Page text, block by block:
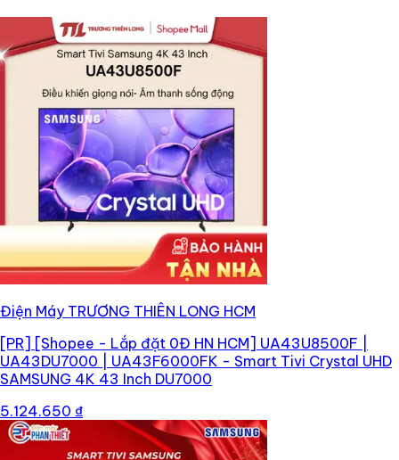
Điện Máy TRƯƠNG THIÊN LONG HCM
[PR] [Shopee - Lắp đặt 0Đ HN HCM] UA43U8500F |
UA43DU7000 | UA43F6000FK - Smart Tivi Crystal UHD
SAMSUNG 4K 43 Inch DU7000
5.124.650 ₫